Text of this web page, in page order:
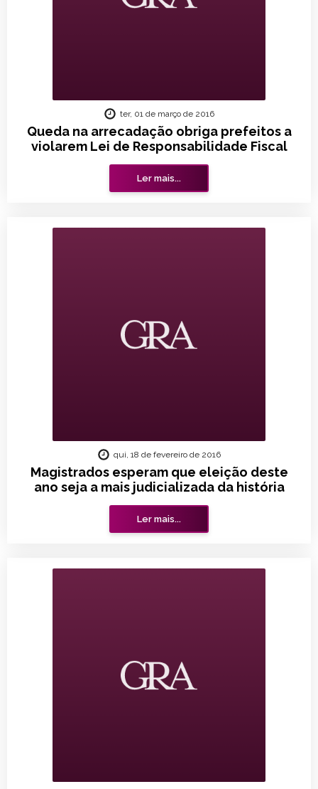
Queda na arrecadação obriga prefeitos a
violarem Lei de Responsabilidade Fiscal
ter, 01 de março de 2016
Ler mais...
Magistrados esperam que eleição deste
ano seja a mais judicializada da história
qui, 18 de fevereiro de 2016
Ler mais...